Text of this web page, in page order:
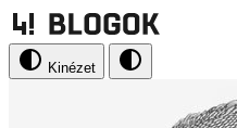
Kinézet